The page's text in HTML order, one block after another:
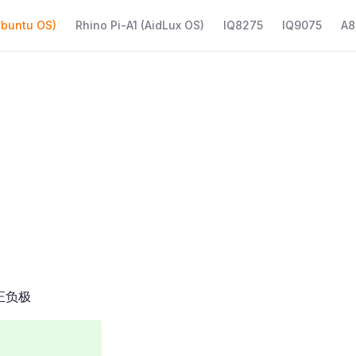
OS) Rhino Pi-A1 (AidLux OS) IQ8275 IQ9075
负极